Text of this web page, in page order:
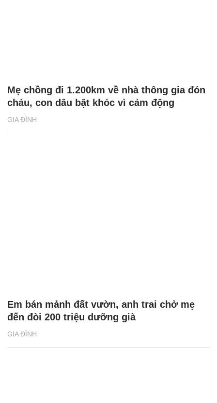
GIA ĐÌNH
Mẹ chồng đi 1.200km về nhà thông gia đón
cháu, con dâu bật khóc vì cảm động
GIA ĐÌNH
Em bán mảnh đất vườn, anh trai chở mẹ
đến đòi 200 triệu dưỡng già